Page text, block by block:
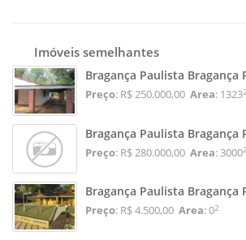
Imóveis semelhantes
Bragança Paulista Bragança
Preço: R$ 250.000,00 Area: 13232
Bragança Paulista Bragança
Preço: R$ 280.000,00 Area: 30002
Bragança Paulista Bragança
Preço: R$ 4.500,00 Area: 02